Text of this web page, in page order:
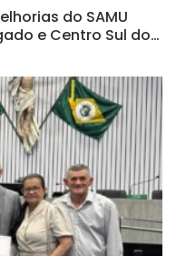
do SAMU
e Centro Sul do